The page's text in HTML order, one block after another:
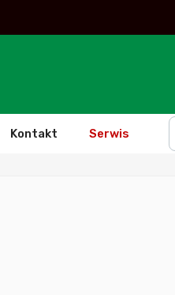
Kontakt Serwis